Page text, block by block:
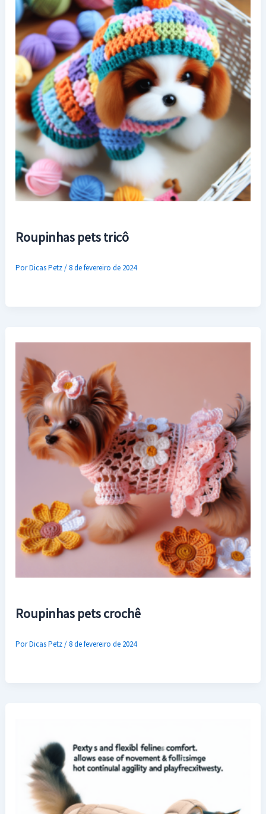
Roupinhas pets tricô
PorDicas Petz/8 de fevereiro de 2024
Roupinhas pets crochê
PorDicas Petz/8 de fevereiro de 2024